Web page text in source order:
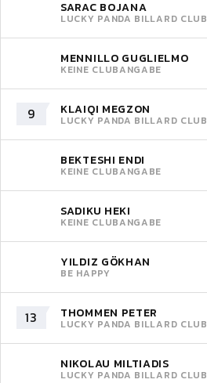
SARAC BOJANA
LUCKY PANDA BILLARD CLUB
MENNILLO GUGLIELMO
KEINE CLUBANGABE
9 KLAIQI MEGZON
LUCKY PANDA BILLARD CLUB
BEKTESHI ENDI
KEINE CLUBANGABE
SADIKU HEKI
KEINE CLUBANGABE
YILDIZ GÖKHAN
BE HAPPY
13 THOMMEN PETER
LUCKY PANDA BILLARD CLUB
NIKOLAU MILTIADIS
LUCKY PANDA BILLARD CLUB